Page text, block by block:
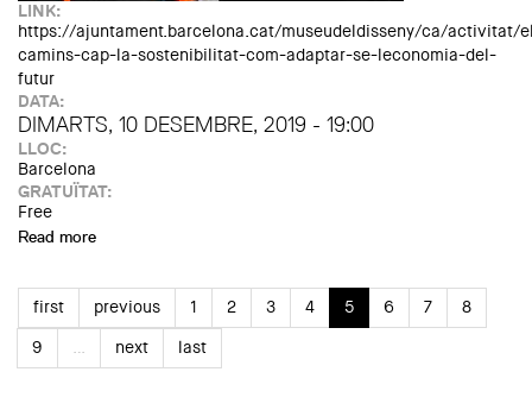
LINK:
https://ajuntament.barcelona.cat/museudeldisseny/ca/activitat/
camins-cap-la-sostenibilitat-com-adaptar-se-leconomia-del-
futur
DATA:
DIMARTS, 10 DESEMBRE, 2019 - 19:00
LLOC:
Barcelona
GRATUÏTAT:
Free
Read more
first previous 1 2 3 4 5 6 7
8
9
… next last